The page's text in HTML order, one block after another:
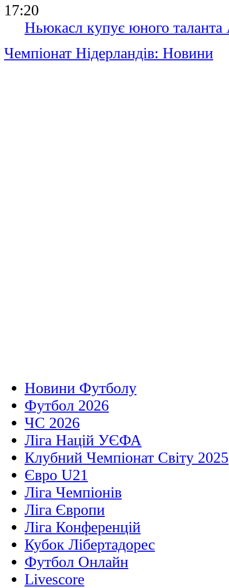
17:20
Ньюкасл купує юного таланта
Чемпіонат Нідерландів: Новини
Новини Футболу
Футбол 2026
ЧС 2026
Ліга Націй УЄФА
Клубний Чемпіонат Світу 2025
Євро U21
Ліга Чемпіонів
Ліга Європи
Ліга Конференцій
Кубок Лібертадорес
Футбол Онлайн
Livescore